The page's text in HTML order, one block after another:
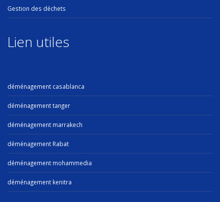
Gestion des déchets
Lien utiles
déménagement casablanca
déménagement tanger
déménagement marrakech
déménagement Rabat
déménagement mohammedia
déménagement kenitra